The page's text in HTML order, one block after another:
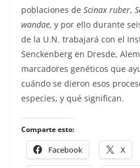
poblaciones de Scinax ruber,
wandae, y por ello durante
de la U.N. trabajará con el
Senckenberg en Dresde,
marcadores genéticos que
cuándo se dieron esos
especies, y qué significan.
Comparte esto:
Facebook X